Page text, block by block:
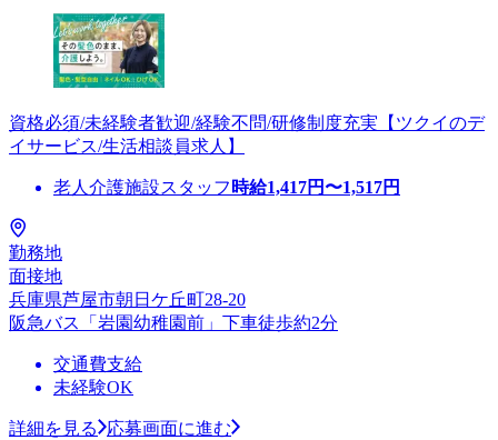
資格必須/未経験者歓迎/経験不問/研修制度充実【ツクイのデ
イサービス/生活相談員求人】
老人介護施設スタッフ 時給1,417円〜1,517円
勤務地
面接地
兵庫県芦屋市朝日ケ丘町28-20
阪急バス「岩園幼稚園前」下車徒歩約2分
交通費支給
未経験OK
詳細を見る 応募画面に進む